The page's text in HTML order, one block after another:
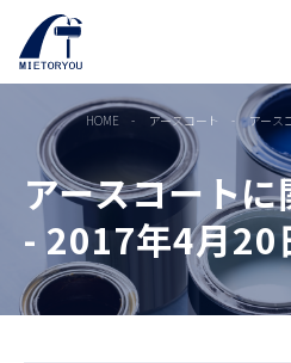
HOME アースコート アース
アースコート
- 2017年4月20